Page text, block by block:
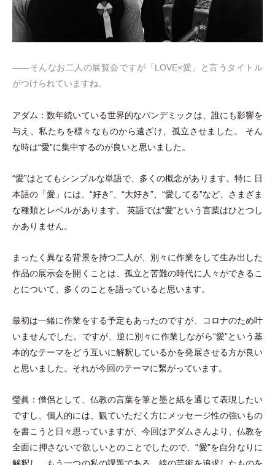
――そんなお二人の展覧会ですが 「 LOVE×愛 」
と言うタイトル
がつけられていますね。
アダム：数年続いている世界的なパンデミックは、誰にも影響を
与え、私たちを様々なものから遠ざけ、孤立させました。 そん
な時は“愛”に集中するのが良いと思いました。
“愛”はとてもシンプルな単語で、多くの概念があります。特に 日
本語の 「愛 」 には、“好き”、“大好き”、“愛してる”など、さまざま
な種類とレベルがあります。 英語では“愛”という言葉はひとつし
かありません。
まったく異なる背景を持つ二人が、別々に作業をして生み出した
作品の展示会を開くことは、孤立と苦難の時代に人々ができるこ
とについて、多くのことを語っていると思います。
最初は一緒に作業をする予定もあったのですが、コロナのため叶
いませんでした。ですが、逆に別々に作業しながら“愛”という基
本的なテーマをどう互いに解釈しているかを発展させる方が良い
と思いました。それが今回のテーマに繋がっています。
瑩眞：僧侶として、仏教の言葉を筆と墨と紙を通じて表現したい
ですし、個人的には、観ていただく方にメッセージ性の強いもの
を書こうと日々思っていますが、今回はアダムさんより、仏教を
全面に押さないで欲しいとのことでしたので、“愛”を自分なりに